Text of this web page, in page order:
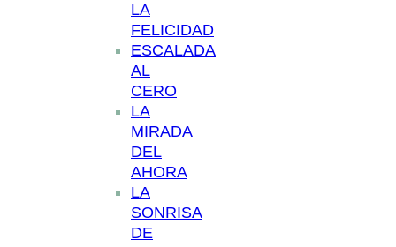
LA
FELICIDAD
ESCALADA
AL
CERO
LA
MIRADA
DEL
AHORA
LA
SONRISA
DE